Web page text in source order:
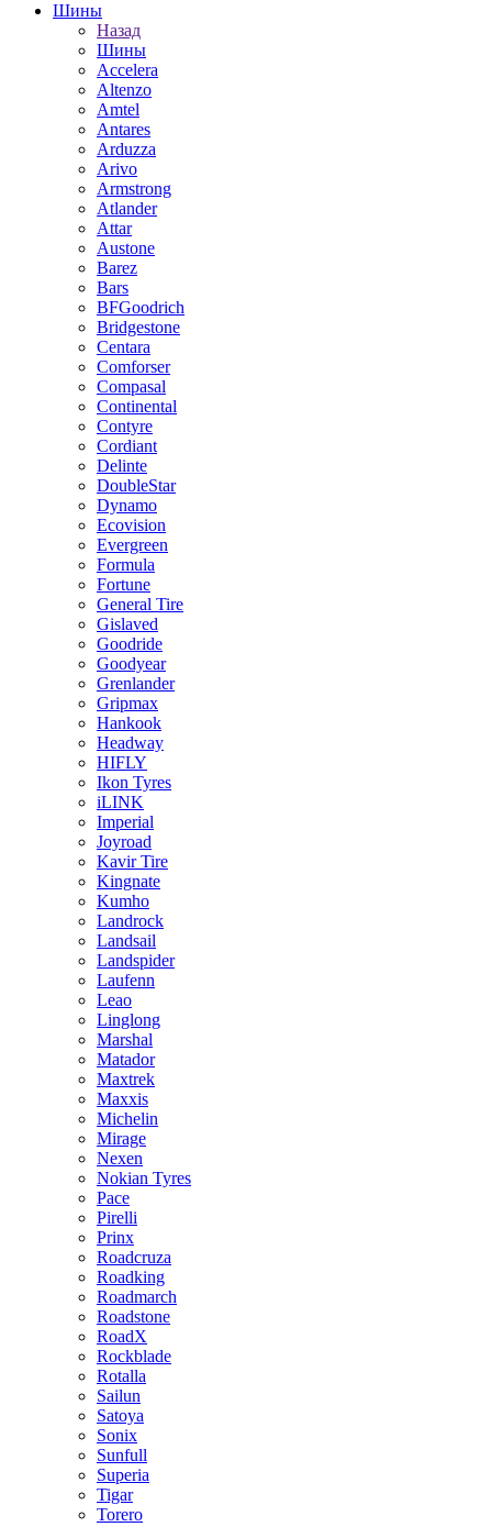
Шины
Назад
Шины
Accelera
Altenzo
Amtel
Antares
Arduzza
Arivo
Armstrong
Atlander
Attar
Austone
Barez
Bars
BFGoodrich
Bridgestone
Centara
Comforser
Compasal
Continental
Contyre
Cordiant
Delinte
DoubleStar
Dynamo
Ecovision
Evergreen
Formula
Fortune
General Tire
Gislaved
Goodride
Goodyear
Grenlander
Gripmax
Hankook
Headway
HIFLY
Ikon Tyres
iLINK
Imperial
Joyroad
Kavir Tire
Kingnate
Kumho
Landrock
Landsail
Landspider
Laufenn
Leao
Linglong
Marshal
Matador
Maxtrek
Maxxis
Michelin
Mirage
Nexen
Nokian Tyres
Pace
Pirelli
Prinx
Roadcruza
Roadking
Roadmarch
Roadstone
RoadX
Rockblade
Rotalla
Sailun
Satoya
Sonix
Sunfull
Superia
Tigar
Torero